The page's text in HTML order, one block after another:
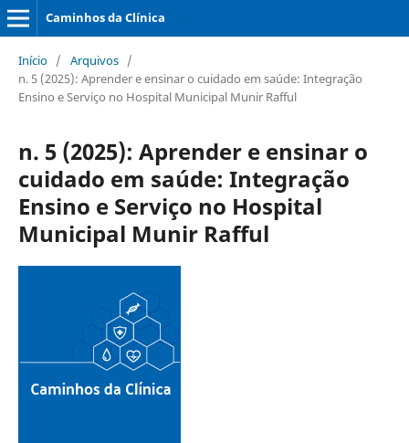
Caminhos da Clínica
Início / Arquivos /
n. 5 (2025): Aprender e ensinar o cuidado em saúde: Integração
Ensino e Serviço no Hospital Municipal Munir Rafful
n. 5 (2025): Aprender e ensinar o
cuidado em saúde: Integração
Ensino e Serviço no Hospital
Municipal Munir Rafful